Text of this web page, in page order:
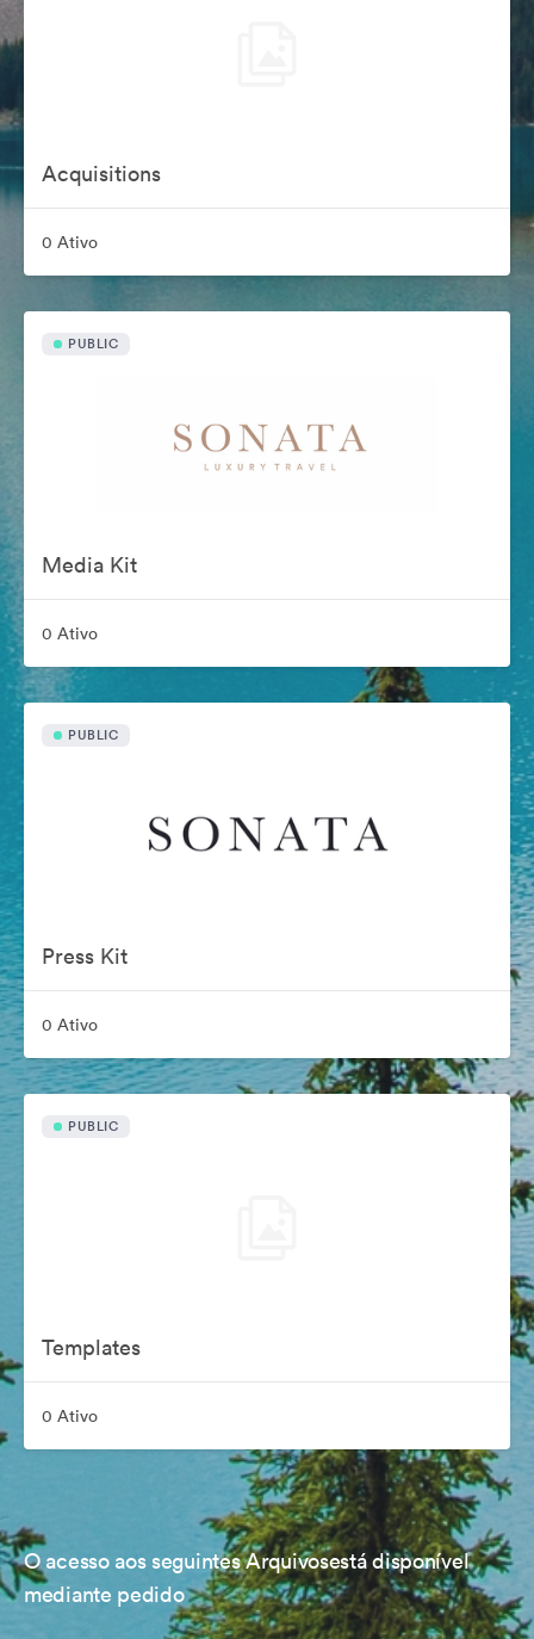
Acquisitions
0 Ativo
PUBLIC
Media Kit
0 Ativo
PUBLIC
Press Kit
0 Ativo
PUBLIC
Templates
0 Ativo
O acesso aos seguintes Arquivosestá disponível
mediante pedido